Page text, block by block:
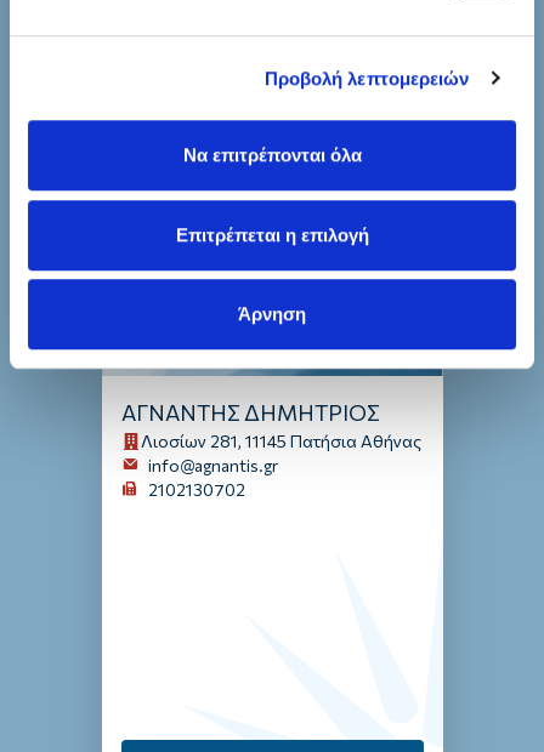
Προβολή λεπτομερειών
Να επιτρέπονται όλα
Επιτρέπεται η επιλογή
Άρνηση
2295074949
Οδηγίες πλοήγησης
ΑΓΝΑΝΤΗΣ ΔΗΜΗΤΡΙΟΣ
Λιοσίων 281, 11145 Πατήσια Αθήνας
info@agnantis.gr
2102130702